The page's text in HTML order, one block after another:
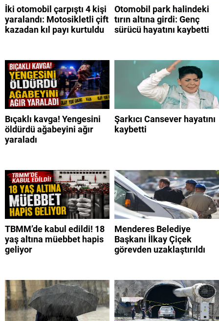
İki otomobil çarpıştı 4 kişi
yaralandı: Motosikletli çift
kazadan kıl payı kurtuldu
Otomobil park halindeki
tırın altına girdi: Genç
sürücü hayatını kaybetti
Bıçaklı kavga! Yengesini
öldürdü ağabeyini ağır
yaraladı
Şarkıcı Cansever hayatını
kaybetti
TBMM’de kabul edildi! 18
yaş altına müebbet hapis
geliyor
Menderes Belediye
Başkanı İlkay Çiçek
görevden uzaklaştırıldı